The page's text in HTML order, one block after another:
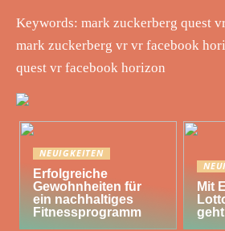
Keywords: mark zuckerberg quest
mark zuckerberg vr vr facebook
quest vr facebook horizon
NEUIGKEITEN
Erfolgreiche
Gewohnheiten für
ein nachhaltiges
Fitnessprogramm
Mit